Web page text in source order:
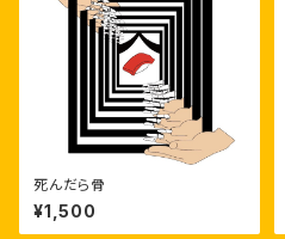
死んだら骨
¥1,500